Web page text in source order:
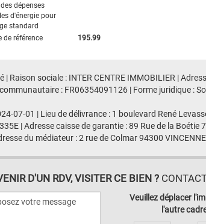
dépenses
d'énergie pour
standard
de référence 195.99
sociale : INTER CENTRE IMMOBILIER |
: FR06354091126 | Forme juridique :
07-01 | Lieu de délivrance : 1 boulevard René
| Adresse caisse de garantie : 89 Rue de la
du médiateur : 2 rue de Colmar 94300
D'UN RDV, VISITER CE BIEN ?
Veuillez déplacer
l'autre